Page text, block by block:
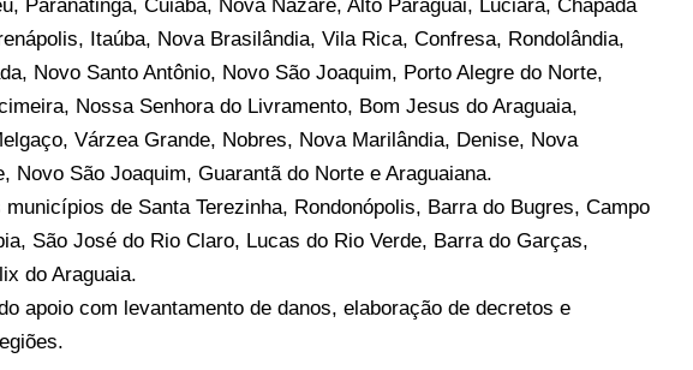
Paranatinga, Cuiabá, Nova Nazaré, Alto Paraguai, Luciara, Chapada
Itaúba, Nova Brasilândia, Vila Rica, Confresa, Rondolândia,
Novo Santo Antônio, Novo São Joaquim, Porto Alegre do Norte,
Nossa Senhora do Livramento, Bom Jesus do Araguaia,
Várzea Grande, Nobres, Nova Marilândia, Denise, Nova
Novo São Joaquim, Guarantã do Norte e Araguaiana.
de Santa Terezinha, Rondonópolis, Barra do Bugres, Campo
São José do Rio Claro, Lucas do Rio Verde, Barra do Garças,
do Araguaia.
apoio com levantamento de danos, elaboração de decretos e